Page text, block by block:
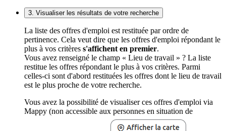
3. Visualiser les résultats de votre recherche
La liste des offres d'emploi est restituée par ordre de
pertinence. Cela veut dire que les offres d'emploi répondant le
plus à vos critères s'affichent en premier.
Vous avez renseigné le champ « Lieu de travail » ? La liste
restitue les offres répondant le plus à vos critères. Parmi
celles-ci sont d'abord restituées les offres dont le lieu de travail
est le plus proche de votre recherche.
Vous avez la possibilité de visualiser ces offres d'emploi via
Mappy (non accessible aux personnes en situation de